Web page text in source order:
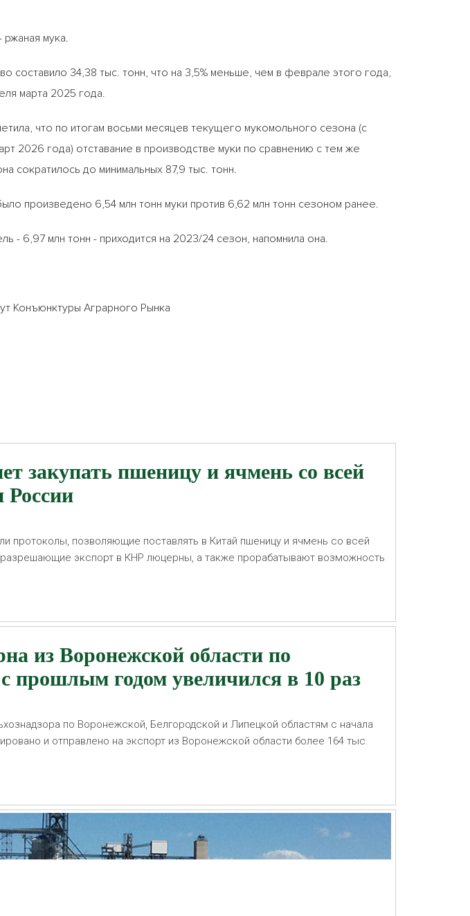
мука.
составило 34,38 тыс. тонн, что на 3,5% меньше, чем в феврале этого года,
марта 2025 года.
что по итогам восьми месяцев текущего мукомольного сезона (с
2026 года) отставание в производстве муки по сравнению с тем же
сократилось до минимальных 87,9 тыс. тонн.
произведено 6,54 млн тонн муки против 6,62 млн тонн сезоном ранее.
- 6,97 млн тонн - приходится на 2023/24 сезон, напомнила она.
Конъюнктуры Аграрного Рынка
закупать пшеницу и ячмень со всей
России
протоколы, позволяющие поставлять в Китай пшеницу и ячмень со всей
экспорт в КНР люцерны, а также прорабатывают возможность
в сообщении Россельхознадзора.
из Воронежской области по
прошлым годом увеличился в 10 раз
по Воронежской, Белгородской и Липецкой областям с начала
и отправлено на экспорт из Воронежской области более 164 тыс.